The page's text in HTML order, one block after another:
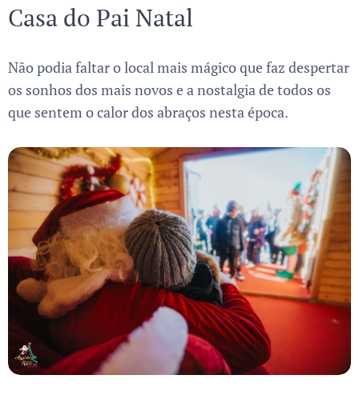
Casa do Pai Natal
Não podia faltar o local mais mágico que faz despertar
os sonhos dos mais novos e a nostalgia de todos os
que sentem o calor dos abraços nesta época.